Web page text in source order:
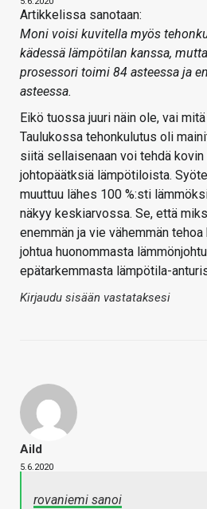
Artikkelissa sanotaan:
Moni voisi kuvitella myös
kädessä lämpötilan kanssa,
prosessori toimi 84 asteessa ja
asteessa.
Eikö tuossa juuri näin ole, vai
Taulukossa tehonkulutus oli
siitä sellaisenaan voi tehdä
johtopäätksiä lämpötiloista.
muuttuu lähes 100 %:sti
näkyy keskiarvossa. Se, että
enemmän ja vie vähemmän
johtua huonommasta
epätarkemmasta lämpötila-
Kirjaudu sisään vastataksesi
Aild
5.6.2020
rovaniemi sanoi